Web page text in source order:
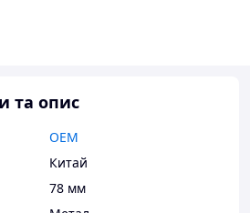
та опис
OEM
Китай
78 мм